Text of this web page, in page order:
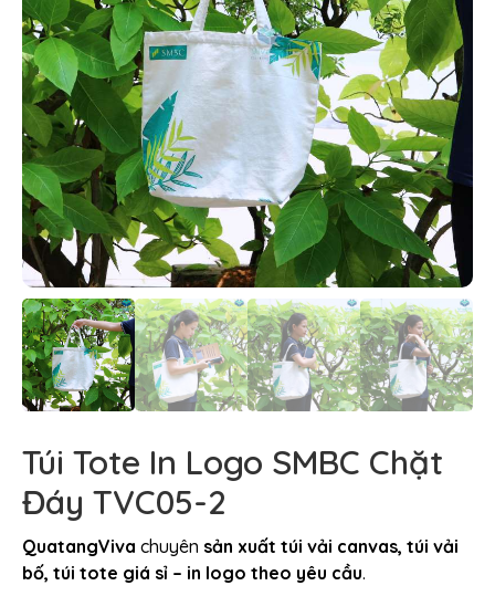
Túi Tote In Logo SMBC Chặt
Đáy TVC05-2
QuatangViva chuyên sản xuất túi vải canvas, túi vải
bố, túi tote giá sỉ – in logo theo yêu cầu.